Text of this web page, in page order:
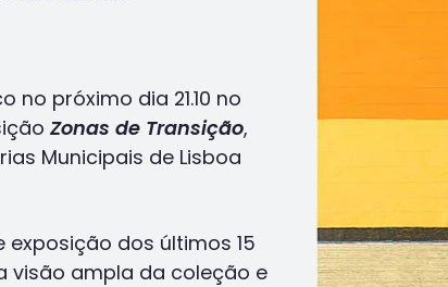
no próximo dia 21.10 no
Zonas de Transição,
Municipais de Lisboa
dos últimos 15
visão ampla da coleção e